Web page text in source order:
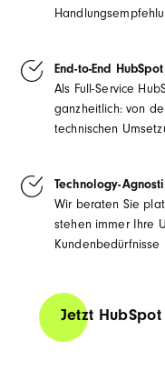
Jetzt
End-to-End
Als Full-Service
ganzheitlich: von
technischen
Technology-
Wir beraten Sie
stehen immer Ihre